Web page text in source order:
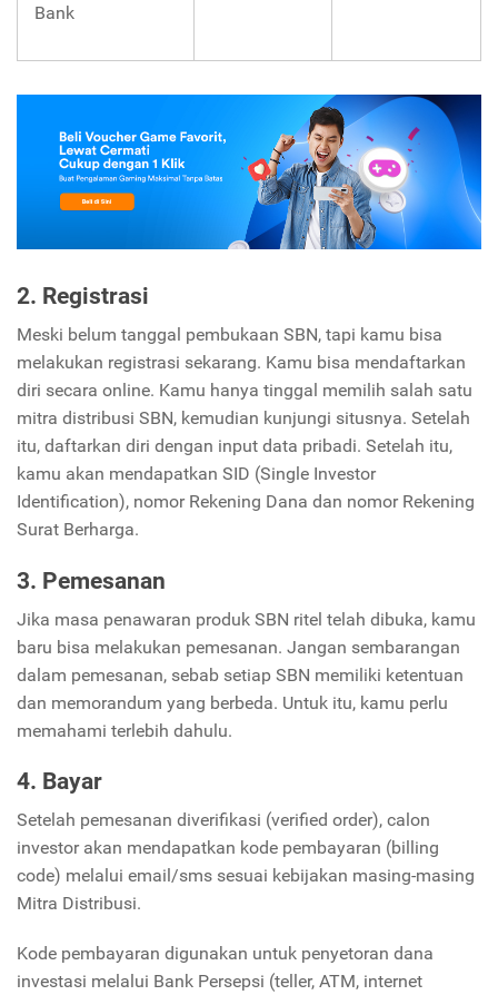
Bank
2. Registrasi
Meski belum tanggal pembukaan SBN, tapi kamu bisa
melakukan registrasi sekarang. Kamu bisa mendaftarkan
diri secara online. Kamu hanya tinggal memilih salah satu
mitra distribusi SBN, kemudian kunjungi situsnya. Setelah
itu, daftarkan diri dengan input data pribadi. Setelah itu,
kamu akan mendapatkan SID (Single Investor
Identification), nomor Rekening Dana dan nomor Rekening
Surat Berharga.
3. Pemesanan
Jika masa penawaran produk SBN ritel telah dibuka, kamu
baru bisa melakukan pemesanan. Jangan sembarangan
dalam pemesanan, sebab setiap SBN memiliki ketentuan
dan memorandum yang berbeda. Untuk itu, kamu perlu
memahami terlebih dahulu.
4. Bayar
Setelah pemesanan diverifikasi (verified order), calon
investor akan mendapatkan kode pembayaran (billing
code) melalui email/sms sesuai kebijakan masing-masing
Mitra Distribusi.
Kode pembayaran digunakan untuk penyetoran dana
investasi melalui Bank Persepsi (teller, ATM, internet